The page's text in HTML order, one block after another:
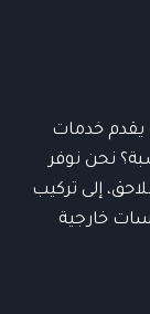
خدمات
نحن نوفر
إلى تركيب
خارجية